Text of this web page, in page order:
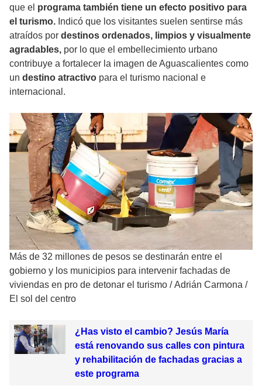
que el programa también tiene un efecto positivo para
el turismo. Indicó que los visitantes suelen sentirse más
atraídos por destinos ordenados, limpios y visualmente
agradables, por lo que el embellecimiento urbano
contribuye a fortalecer la imagen de Aguascalientes como
un destino atractivo para el turismo nacional e
internacional.
Más de 32 millones de pesos se destinarán entre el
gobierno y los municipios para intervenir fachadas de
viviendas en pro de detonar el turismo /Adrián Carmona /
El sol del centro
¿Has visto el cambio? Jesús María
está renovando sus calles con pintura
y rehabilitación de fachadas gracias a
este programa